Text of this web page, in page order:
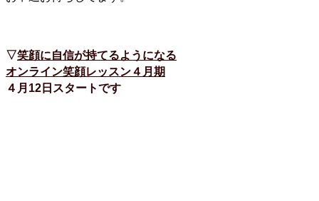
▽笑顔に自信が持てるようになる
オンライン笑顔レッスン４月期
４月12日スタートです